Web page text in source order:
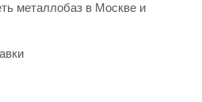
металлобаз в Москве и